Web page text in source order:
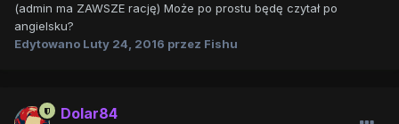
(admin ma ZAWSZE rację) Może po prostu będę czytał po
angielsku?
Edytowano Luty 24, 2016 przez Fishu
Dolar84